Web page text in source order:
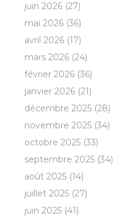
juin 2026 (27)
mai 2026 (36)
avril 2026 (17)
mars 2026 (24)
février 2026 (36)
janvier 2026 (21)
décembre 2025 (28)
novembre 2025 (34)
octobre 2025 (33)
septembre 2025 (34)
août 2025 (14)
juillet 2025 (27)
juin 2025 (41)